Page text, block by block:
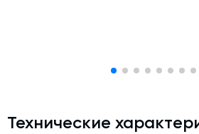
Дробильно-сортировочный комплекс
Технические